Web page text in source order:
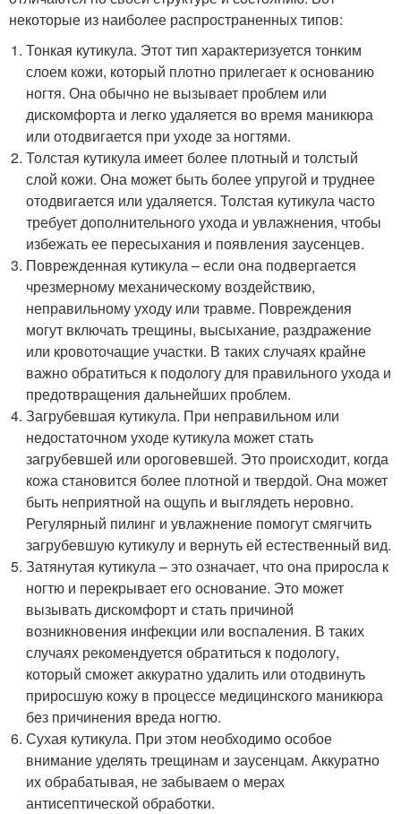
некоторые из наиболее распространенных типов:
Тонкая кутикула. Этот тип характеризуется тонким
слоем кожи, который плотно прилегает к основанию
ногтя. Она обычно не вызывает проблем или
дискомфорта и легко удаляется во время маникюра
или отодвигается при уходе за ногтями.
Толстая кутикула имеет более плотный и толстый
слой кожи. Она может быть более упругой и труднее
отодвигается или удаляется. Толстая кутикула часто
требует дополнительного ухода и увлажнения, чтобы
избежать ее пересыхания и появления заусенцев.
Поврежденная кутикула – если она подвергается
чрезмерному механическому воздействию,
неправильному уходу или травме. Повреждения
могут включать трещины, высыхание, раздражение
или кровоточащие участки. В таких случаях крайне
важно обратиться к подологу для правильного ухода и
предотвращения дальнейших проблем.
Загрубевшая кутикула. При неправильном или
недостаточном уходе кутикула может стать
загрубевшей или ороговевшей. Это происходит, когда
кожа становится более плотной и твердой. Она может
быть неприятной на ощупь и выглядеть неровно.
Регулярный пилинг и увлажнение помогут смягчить
загрубевшую кутикулу и вернуть ей естественный вид.
Затянутая кутикула – это означает, что она приросла к
ногтю и перекрывает его основание. Это может
вызывать дискомфорт и стать причиной
возникновения инфекции или воспаления. В таких
случаях рекомендуется обратиться к подологу,
который сможет аккуратно удалить или отодвинуть
приросшую кожу в процессе медицинского маникюра
без причинения вреда ногтю.
Сухая кутикула. При этом необходимо особое
внимание уделять трещинам и заусенцам. Аккуратно
их обрабатывая, не забываем о мерах
антисептической обработки.